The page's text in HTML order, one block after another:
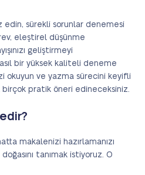
edin, sürekli sorunlar denemesi
eleştirel düşünme
geliştirmeyi
bir yüksek kaliteli deneme
okuyun ve yazma sürecini keyifli
pratik öneri edineceksiniz.
makalenizi hazırlamanızı
tanımak istiyoruz. O